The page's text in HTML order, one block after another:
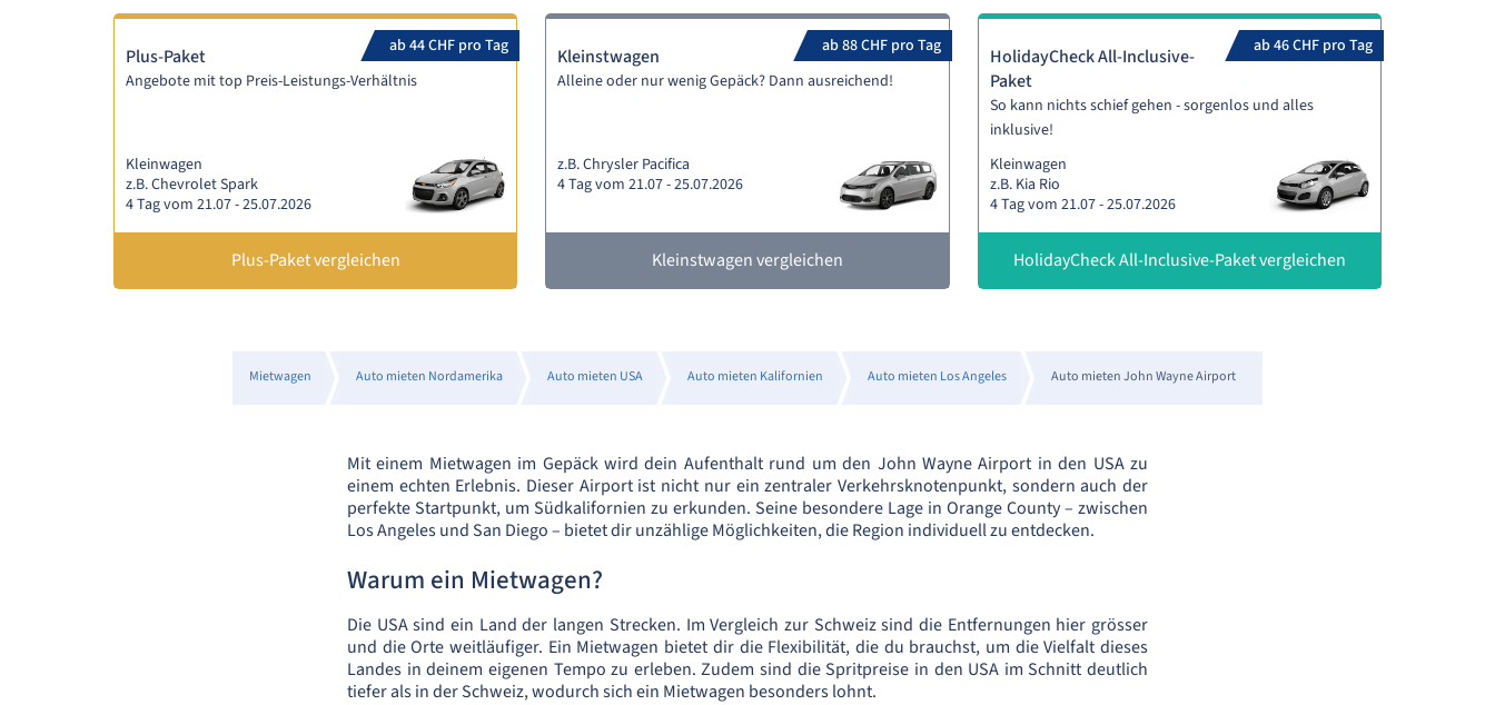
ab 44 CHF pro Tag
Plus-Paket
Angebote mit top Preis-Leistungs-Verhältnis
Kleinwagen
z.B. Chevrolet Spark
4 Tag vom 21.07 - 25.07.2026
Plus-Paket vergleichen
ab 88 CHF pro Tag
Kleinstwagen
Alleine oder nur wenig Gepäck? Dann ausreichend!
z.B. Chrysler Pacifica
4 Tag vom 21.07 - 25.07.2026
Kleinstwagen vergleichen
ab 46 CHF pro Tag
HolidayCheck All-Inclusive-
Paket
So kann nichts schief gehen - sorgenlos und alles
inklusive!
Kleinwagen
z.B. Kia Rio
4 Tag vom 21.07 - 25.07.2026
HolidayCheck All-Inclusive-Paket vergleichen
Mietwagen Auto mieten Nordamerika Auto mieten USA Auto mieten Kalifornien Auto mieten Los Angeles Auto mieten John Wayne Airport
Mit einem Mietwagen im Gepäck wird dein Aufenthalt rund um den John Wayne Airport in den USA zu
einem echten Erlebnis. Dieser Airport ist nicht nur ein zentraler Verkehrsknotenpunkt, sondern auch der
perfekte Startpunkt, um Südkalifornien zu erkunden. Seine besondere Lage in Orange County – zwischen
Los Angeles und San Diego – bietet dir unzählige Möglichkeiten, die Region individuell zu entdecken.
Warum ein Mietwagen?
Die USA sind ein Land der langen Strecken. Im Vergleich zur Schweiz sind die Entfernungen hier grösser
und die Orte weitläufiger. Ein Mietwagen bietet dir die Flexibilität, die du brauchst, um die Vielfalt dieses
Landes in deinem eigenen Tempo zu erleben. Zudem sind die Spritpreise in den USA im Schnitt deutlich
tiefer als in der Schweiz, wodurch sich ein Mietwagen besonders lohnt.